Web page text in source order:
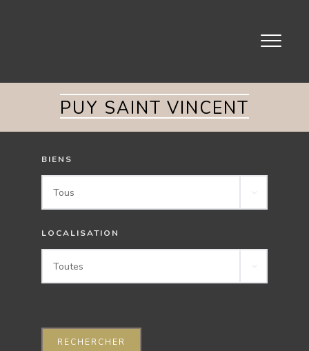
Toggle
PUY SAINT VINCENT
BIENS
Tous
LOCALISATION
Toutes
RECHERCHER